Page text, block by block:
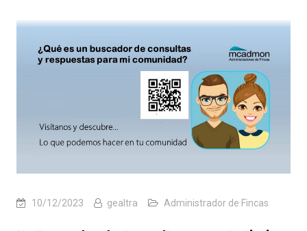
10/12/2023 gealtra Administrador de Fincas